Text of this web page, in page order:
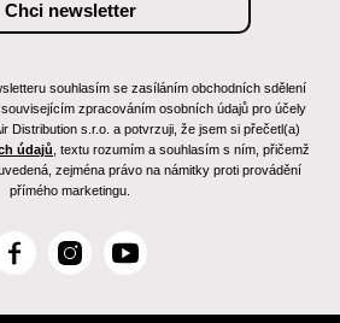
souhlasím se zasíláním obchodních sdělení
zpracováním osobních údajů pro účely
Distribution s.r.o. a potvrzuji, že jsem si přečetl(a)
údajů , textu rozumím a souhlasím s ním, přičemž
zejména právo na námitky proti provádění
přímého marketingu.
F
c
I
s
Y
u